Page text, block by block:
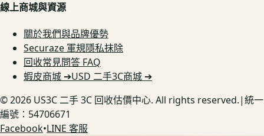
線上商城與資源
關於我們與品牌優勢
Securaze 軍規隱私抹除
回收常見問答 FAQ
蝦皮商城 ➔USD 二手3C商城 ➔
©2026 US3C 二手 3C 回收估價中心. All rights reserved.|統一
編號：54706671
Facebook•LINE 客服